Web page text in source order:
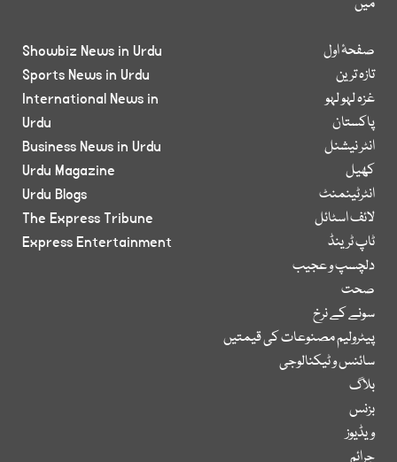
میں
صفحۂ اول
تازہ ترین
غزہ لہو لہو
پاکستان
انٹر نیشنل
کھیل
انٹرٹینمنٹ
لائف اسٹائل
ٹاپ ٹرینڈ
دلچسپ و عجیب
صحت
سونے کے نرخ
پیٹرولیم مصنوعات کی قیمتیں
سائنس و ٹیکنالوجی
بلاگ
بزنس
ویڈیوز
جرائم
Showbiz News in Urdu
Sports News in Urdu
International News in
Urdu
Business News in Urdu
Urdu Magazine
Urdu Blogs
The Express Tribune
Express Entertainment